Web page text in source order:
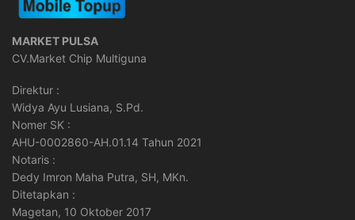
MARKET PULSA
CV.Market Chip Multiguna
Direktur :
Widya Ayu Lusiana, S.Pd.
Nomer SK :
AHU-0002860-AH.01.14 Tahun 2021
Notaris :
Dedy Imron Maha Putra, SH, MKn.
Ditetapkan :
Magetan, 10 Oktober 2017